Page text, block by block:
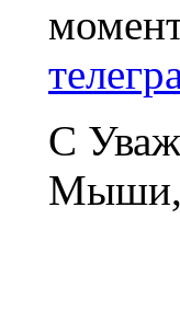
С
Мыши,